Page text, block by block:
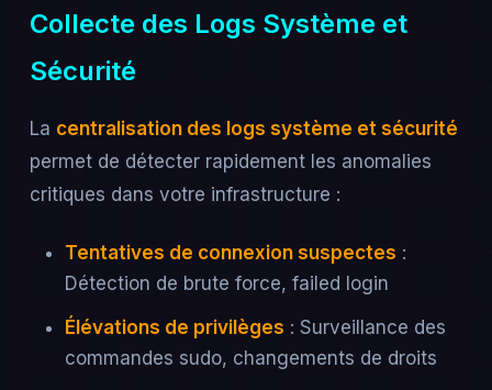
Collecte des Logs Système et
Sécurité
La centralisation des logs système et sécurité
permet de détecter rapidement les anomalies
critiques dans votre infrastructure :
Tentatives de connexion suspectes :
Détection de brute force, failed login
Élévations de privilèges : Surveillance des
commandes sudo, changements de droits